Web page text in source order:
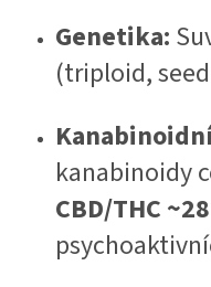
Genetika:
(triploid,
kanabinoidy
CBD/THC